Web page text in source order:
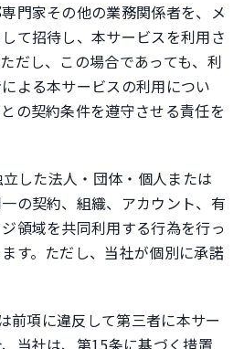
門家その他の業務関係者を、メ
て招待し、本サービスを利用さ
だし、この場合であっても、利
よる本サービスの利用につい
の契約条件を遵守させる責任を
した法人・団体・個人または
の契約、組織、アカウント、有
領域を共同利用する行為を行っ
す。ただし、当社が個別に承諾
前項に違反して第三者に本サー
当社は、第15条に基づく措置